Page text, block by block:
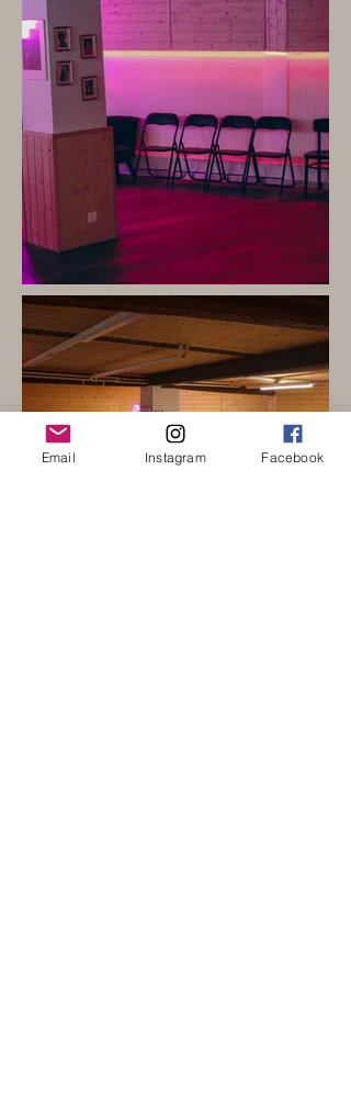
Email Instagram Facebook